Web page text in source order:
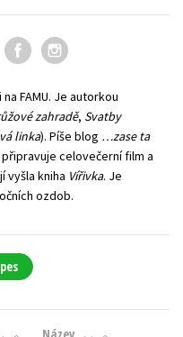
FAMU. Je autorkou
zahradě, Svatby
linka). Píše blog …zase ta
celovečerní film a
vyšla kniha Vířivka. Je
ozdob.